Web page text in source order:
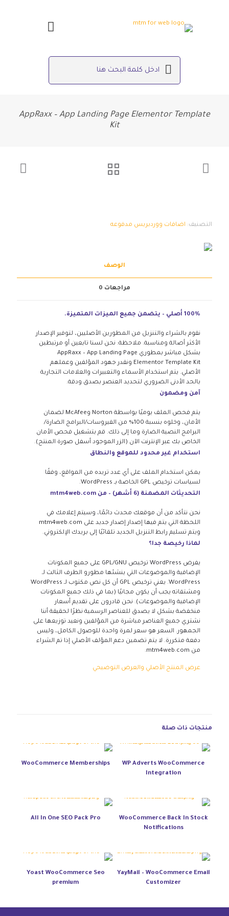
AppRaxx – App Landing Page Elementor Template
Kit
التصنيف: اضافات ووردبريس مدفوعه
الوصف
مراجعات 0
100% أصلي – يتضمن جميع الميزات المتميزة.
نقوم بالشراء والتنزيل من المطورين الأصليين، لتوفير الإصدار
الأكثر أصالة ومناسبة. ملاحظة: نحن لسنا تابعين أو مرتبطين
بشكل مباشر بمطوري AppRaxx – App Landing Page
Elementor Template Kit ونقدر جهود المؤلفين وعملهم
الأصلي. يتم استخدام الأسماء والتعبيرات والعلامات التجارية
بالحد الأدنى الضروري لتحديد العنصر بصدق ودقة.
آمن ومضمون
يتم فحص الملف يوميًا بواسطة Norton وMcAfee لضمان
الأمان، وخلوه بنسبة 100% من الفيروسات/البرامج الضارة/
البرامج النصية الضارة وما إلى ذلك. قم بتشغيل فحص الأمان
الخاص بك عبر الإنترنت الآن (الزر الموجود أسفل صورة المنتج).
استخدام غير محدود للموقع والنطاق
يمكن استخدام الملف على أي عدد تريده من المواقع، وفقًا
لسياسات ترخيص GPL الخاصة بـ WordPress.
التحديثات المضمنة (6 أشهر) – من mtm4web.com
نحن نتأكد من أن موقعك محدث دائمًا، وسيتم إعلامك في
اللحظة التي يتم فيها إصدار إصدار جديد على mtm4web.com
ويتم تسليم رابط التنزيل الجديد تلقائيًا إلى بريدك الإلكتروني.
لماذا رخيصة جدا؟
يفرض WordPress ترخيص GPL/GNU على جميع المكونات
الإضافية والموضوعات التي ينشئها مطورو الطرف الثالث لـ
WordPress. يعني ترخيص GPL أن كل نص مكتوب لـ WordPress
ومشتقاته يجب أن يكون مجانيًا (بما في ذلك جميع المكونات
الإضافية والموضوعات). نحن قادرون على تقديم أسعار
منخفضة بشكل لا يصدق للعناصر الرسمية نظرًا لحقيقة أننا
نشتري جميع العناصر مباشرة من المؤلفين ونعيد توزيعها على
الجمهور. السعر هو سعر لمرة واحدة للوصول الكامل، وليس
دفعة متكررة. لا يتم تضمين دعم المؤلف الأصلي إذا تم الشراء
من mtm4web.com.
عرض المنتج الأصلي والعرض التوضيحي
منتجات ذات صلة
WP Adverts WooCommerce
Integration
WooCommerce Memberships
WooCommerce Back In Stock
Notifications
All In One SEO Pack Pro
YayMail – WooCommerce Email
Customizer
Yoast WooCommerce Seo
premium